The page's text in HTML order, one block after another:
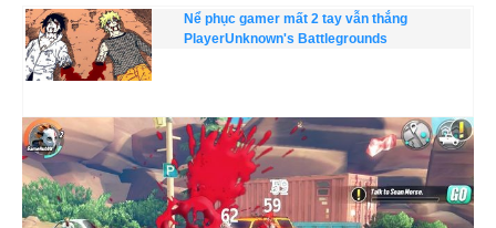
Nể phục gamer mất 2 tay vẫn thắng
PlayerUnknown's Battlegrounds